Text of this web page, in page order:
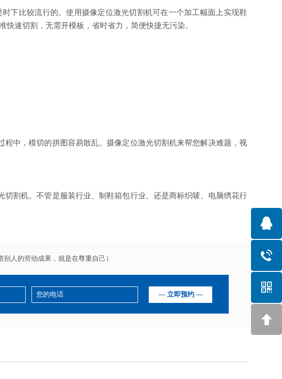
下比较流行的。使用摄像定位激光切割机可在一个加工幅面上实现鞋
速切割，无需开模板，省时省力，简便快捷无污染。
中，模切的拼图容易散乱。摄像定位激光切割机来帮您解决难题，视
切割机。不管是服装行业、制鞋箱包行业、还是商标织唛、电脑绣花行
别人的劳动成果，就是在尊重自己）